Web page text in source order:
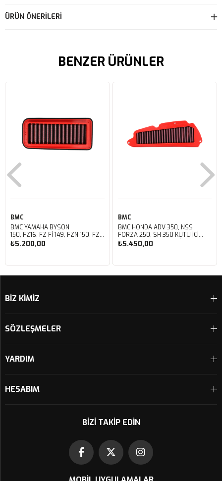
ÜRÜN ÖNERILERI
BENZER ÜRÜNLER
BMC
BMC YAMAHA BYSON
150, FZ16, FZ FI 149, FZN 150, FZS
FI V3 KUTU İÇİ PERFORMANS
HAVA FİLTRESİ FM01147
₺5.200,00
BMC
BMC HONDA ADV 350, NSS
FORZA 250, SH 350 KUTU İÇİ
PERFORMANS HAVA FİLTRESİ
₺5.450,00
BİZ KİMİZ
SÖZLEŞMELER
YARDIM
HESABIM
BIZI TAKIP EDIN